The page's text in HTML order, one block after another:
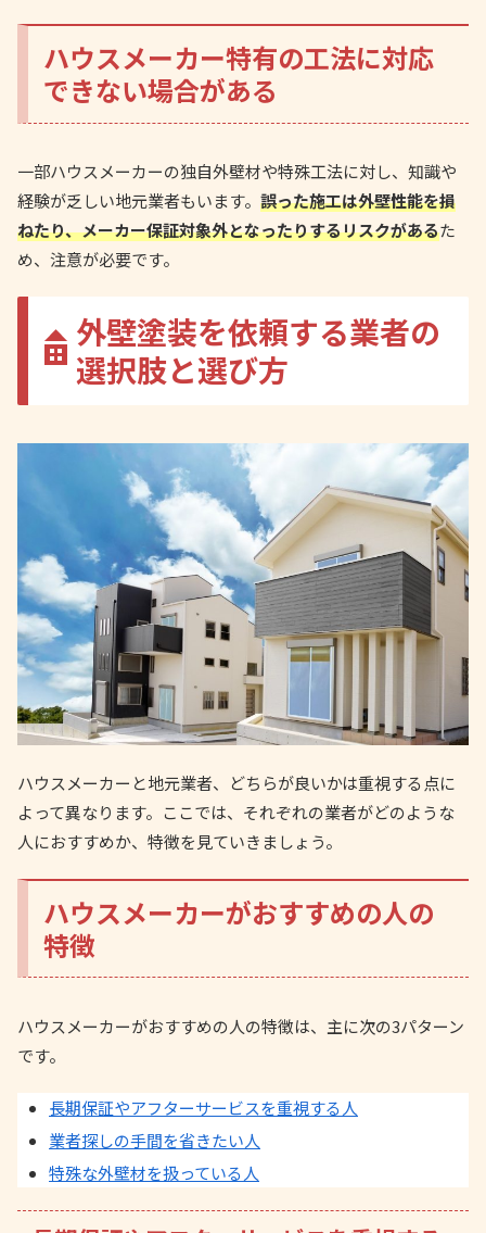
ハウスメーカー特有の工法に対応
できない場合がある
一部ハウスメーカーの独自外壁材や特殊工法に対し、知識や
経験が乏しい地元業者もいます。 誤った施工は外壁性能を損
ねたり、メーカー保証対象外となったりするリスクがあるた
め、注意が必要です。
外壁塗装を依頼する業者の
選択肢と選び方
ハウスメーカーと地元業者、どちらが良いかは重視する点に
よって異なります。ここでは、それぞれの業者がどのような
人におすすめか、特徴を見ていきましょう。
ハウスメーカーがおすすめの人の
特徴
ハウスメーカーがおすすめの人の特徴は、主に次の3パターン
です。
長期保証やアフターサービスを重視する人
業者探しの手間を省きたい人
特殊な外壁材を扱っている人